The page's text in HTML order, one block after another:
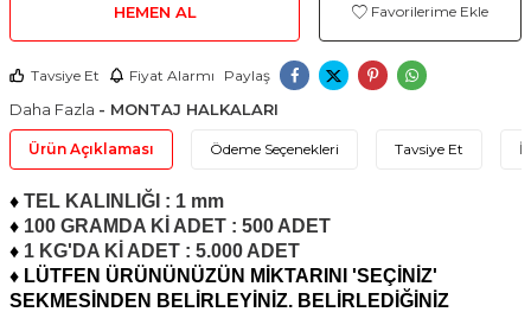
HEMEN AL Favorilerime Ekle
Tavsiye Et Fiyat Alarmı Paylaş
Daha Fazla - MONTAJ HALKALARI
Ürün Açıklaması Ödeme Seçenekleri Tavsiye Et
♦ TEL KALINLIĞI : 1 mm
♦ 100 GRAMDA Kİ ADET : 500 ADET
♦ 1 KG'DA Kİ ADET : 5.000 ADET
♦ LÜTFEN ÜRÜNÜNÜZÜN MİKTARINI 'SEÇİNİZ'
SEKMESİNDEN BELİRLEYİNİZ. BELİRLEDİĞİNİZ